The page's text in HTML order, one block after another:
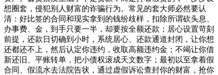
想圈套，侵犯别人财富的诈骗行为。常见的套大师必然要认
清：好比签的合同和现实拿到的钱纷歧样，扣除所谓砍头息、
办事费、金，到手只要一半，却要按全额还款；居心设置苛刻
前提，还款日切确到小时，系统居心、还款通道封闭，让你想
还都还不上，然后认定你违约，收取高额违约金；不竭让你借
新还旧、平账转单，把小债权滚成天文数字；最初以至拿着假
合同、假流水去法院告状，通过虚假诉讼查封你的财富，抢你